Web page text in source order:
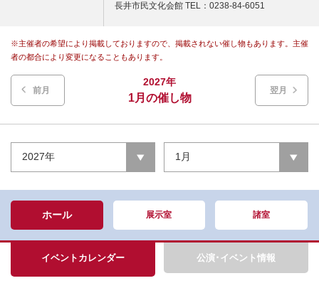
長井市民文化会館 TEL：0238-84-6051
※主催者の希望により掲載しておりますので、掲載されない催し物もあります。主催
者の都合により変更になることもあります。
翌月
前月
2027年
1月の催し物
2027年 1月
ホール 展示室 諸室
イベントカレンダー 公演･イベント情報